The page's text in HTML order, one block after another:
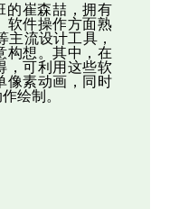
的崔森喆，拥有
软件操作方面熟
主流设计工具，
构想。其中，在
，可利用这些软
像素动画，同时
绘制。